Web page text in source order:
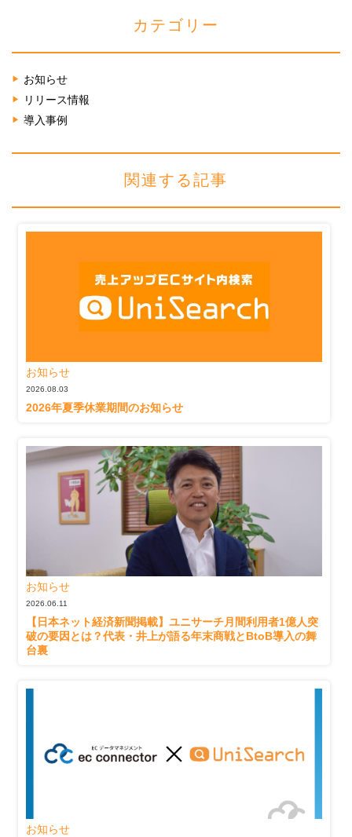
カテゴリー
お知らせ
リリース情報
導入事例
関連する記事
お知らせ
2026.08.03
2026年夏季休業期間のお知らせ
お知らせ
2026.06.11
【日本ネット経済新聞掲載】ユニサーチ月間利用者1億人突
破の要因とは？代表・井上が語る年末商戦とBtoB導入の舞
台裏
お知らせ